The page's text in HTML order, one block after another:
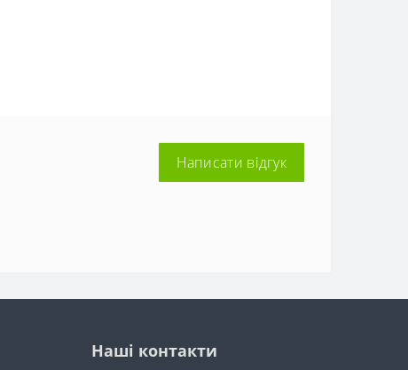
Написати відгук
Наші контакти